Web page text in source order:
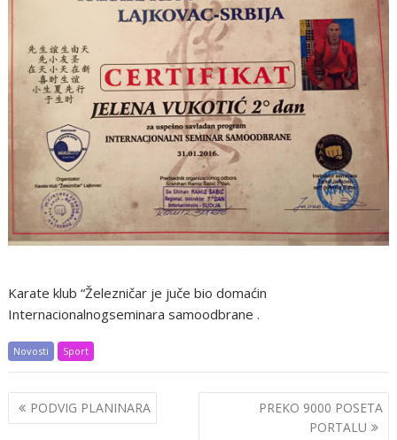
Karate klub “Železničar je juče bio domaćin
Internacionalnogseminara samoodbrane .
Novosti Sport
Post
navigation
PODVIG PLANINARA
PREKO 9000 POSETA
PORTALU